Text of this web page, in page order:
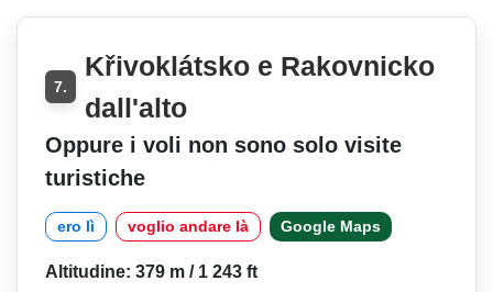
7.
Křivoklátsko e Rakovnicko
dall'alto
Oppure i voli non sono solo visite
turistiche
ero lì voglio andare là Google Maps
Altitudine: 379 m / 1 243 ft